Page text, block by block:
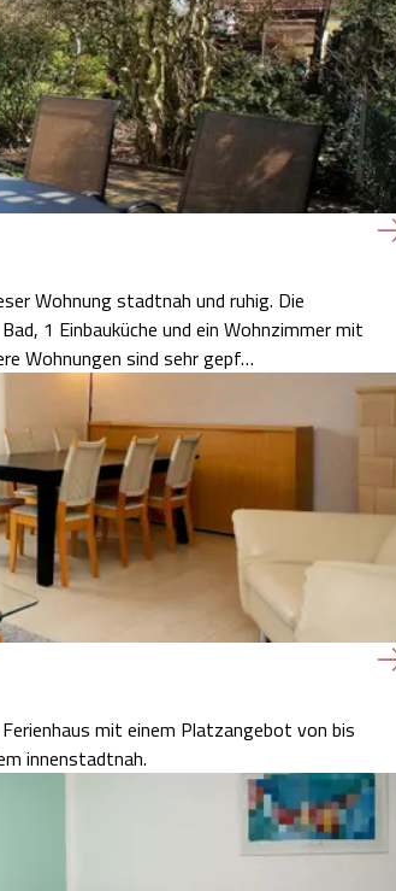
Wohnung stadtnah und ruhig. Die
1 Einbauküche und ein Wohnzimmer mit
sowie 1 Wandklappbett, 2 Sofas und SAT-TV. Unsere Wohnungen sind sehr gepf…
mit einem Platzangebot von bis
innenstadtnah.